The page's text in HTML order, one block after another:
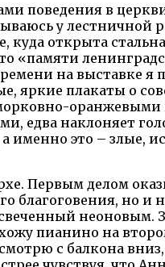
поведения в
у
открыта
на выставке
плакаты о
наклоняет
именно это – злые,
Первым делом
благоговения, но
неоновым.
пианино на
с балкона